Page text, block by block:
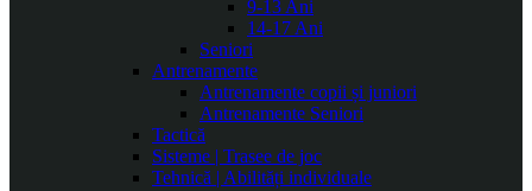
9-13 Ani
14-17 Ani
Seniori
Antrenamente
Antrenamente copii și juniori
Antrenamente Seniori
Tactică
Sisteme | Trasee de joc
Tehnică | Abilități individuale